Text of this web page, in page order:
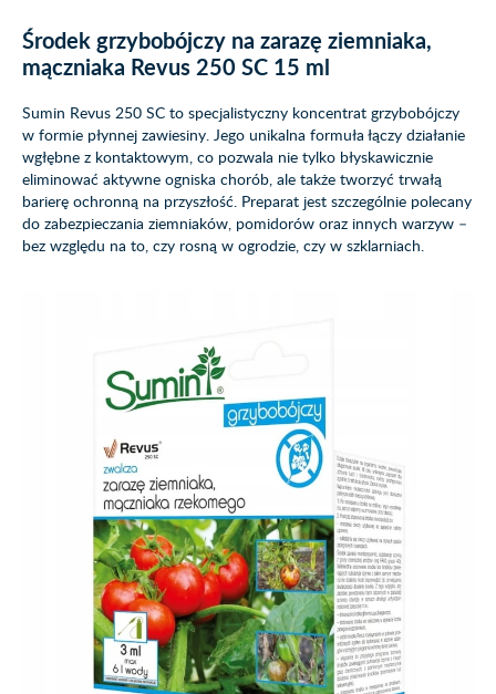
Środek grzybobójczy na zarazę ziemniaka,
mączniaka Revus 250 SC 15 ml
Sumin Revus 250 SC to specjalistyczny koncentrat grzybobójczy
w formie płynnej zawiesiny. Jego unikalna formuła łączy działanie
wgłębne z kontaktowym, co pozwala nie tylko błyskawicznie
eliminować aktywne ogniska chorób, ale także tworzyć trwałą
barierę ochronną na przyszłość. Preparat jest szczególnie polecany
do zabezpieczania ziemniaków, pomidorów oraz innych warzyw –
bez względu na to, czy rosną w ogrodzie, czy w szklarniach.